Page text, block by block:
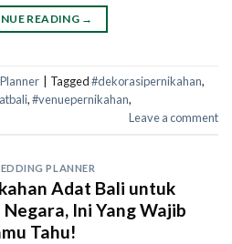
READING →
Tagged#dekorasipernikahan,
,#venuepernikahan,
Leave a comment
PLANNER
Adat Bali untuk
Ini Yang Wajib
Tahu!